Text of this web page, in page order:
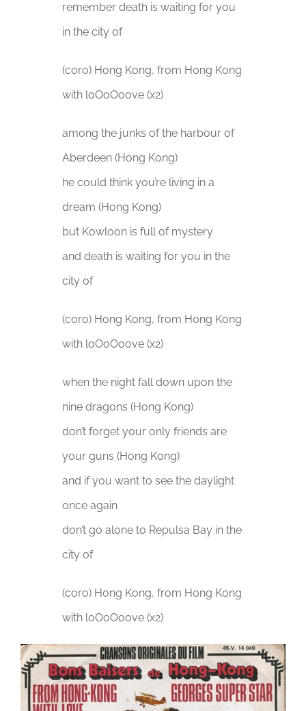
remember death is waiting for you
in the city of
(coro) Hong Kong, from Hong Kong
with loOoOoove (x2)
among the junks of the harbour of
Aberdeen (Hong Kong)
he could think you’re living in a
dream (Hong Kong)
but Kowloon is full of mystery
and death is waiting for you in the
city of
(coro) Hong Kong, from Hong Kong
with loOoOoove (x2)
when the night fall down upon the
nine dragons (Hong Kong)
don’t forget your only friends are
your guns (Hong Kong)
and if you want to see the daylight
once again
don’t go alone to Repulsa Bay in the
city of
(coro) Hong Kong, from Hong Kong
with loOoOoove (x2)